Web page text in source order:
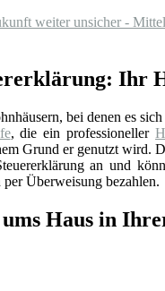
weiter unsicher -
Ihr
bei denen es
, die ein professioneller
Grund er genutzt wird.
an und
Überweisung bezahlen.
Haus in